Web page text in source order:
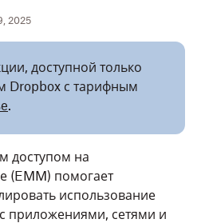
2025
доступной только
Dropbox с тарифным
.
доступом на
(EMM) помогает
использование
приложениями, сетями и